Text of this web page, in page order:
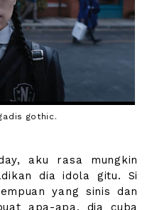
gothic.
aku rasa mungkin
dia idola gitu. Si
yang sinis dan
apa-apa, dia cuba